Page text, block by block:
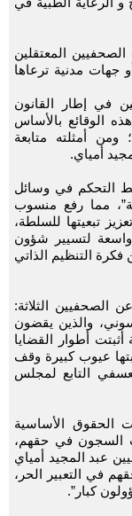
المعتقلين
جهات مدنية ترعاها
في إطار القانون
الوقائع بالأساس
أمثلته متابعة
أمياي.
التحكم في وسائل
مما رفع منسوب
تبعيتها للسلطة،
لتسيير شؤون
التنظيم الذاتي
الصحفيين الثلاثة:
والذين يقضون
أطوار القضايا
عيوب كبيرة وقف
التابع لمجلس
الحقوق الأساسية
السجون في حقهم،
عبد المجيد أمياي
في التعبير الحر،
كبار”.